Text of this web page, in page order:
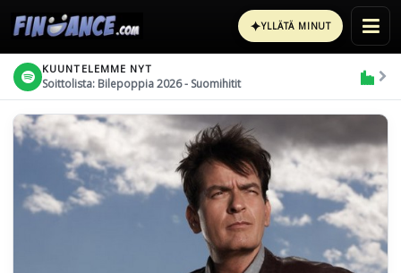
✦YLLÄTÄ MINUT
KUUNTELEMME NYT
Soittolista: Bilepoppia 2026 - Suomihitit